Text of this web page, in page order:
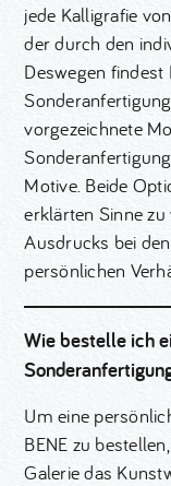
jede Kalligrafie
der durch den
Deswegen findest
vorgezeichnete
Motive. Beide
erklärten Sinne
Ausdrucks bei
persönlichen
Wie bestelle ich
Um eine
BENE zu
Galerie das